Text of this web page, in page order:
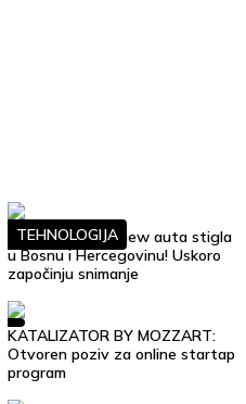
Google Street View auta stigla
u Bosnu i Hercegovinu! Uskoro
započinju snimanje
TEHNOLOGIJA
KATALIZATOR BY MOZZART:
Otvoren poziv za online startap
program